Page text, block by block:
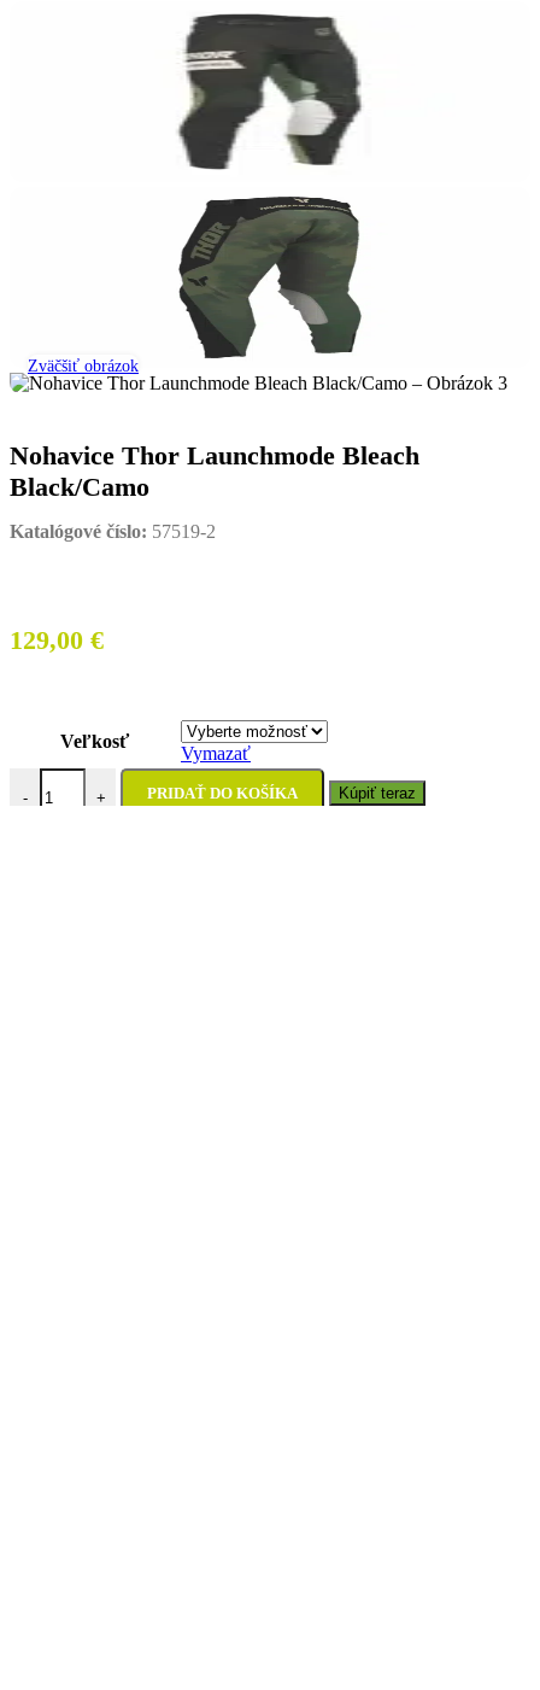
Zväčšiť obrázok
Nohavice Thor Launchmode Bleach
Black/Camo
Katalógové číslo: 57519-2
129,00 €
Veľkosť
Vymazať
-
množstvo Nohavice Thor Launchmode Bleach Black/Camo
+ PRIDAŤ DO KOŠÍKA Kúpiť teraz